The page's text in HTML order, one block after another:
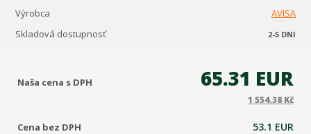
Výrobca
AVISA
Skladová dostupnosť
2-5 DNI
Naša cena s DPH 65.31 EUR
1 554.38 Kč
Cena bez DPH 53.1 EUR